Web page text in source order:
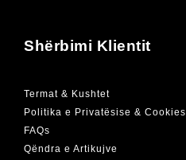
Shërbimi Klientit
Termat & Kushtet
Politika e Privatësise & Cookies
FAQs
Qëndra e Artikujve